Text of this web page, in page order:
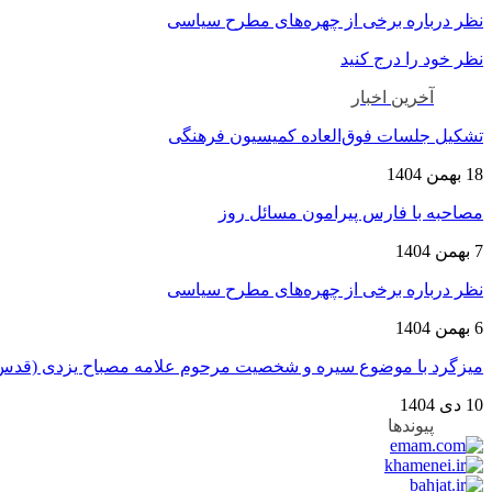
نظر درباره برخی از چهره‌های مطرح سیاسی
نظر خود را درج کنید
آخرین اخبار
تشکیل جلسات فوق‌العاده کمیسیون فرهنگی
18 بهمن 1404
مصاحبه با فارس پیرامون مسائل روز
7 بهمن 1404
نظر درباره برخی از چهره‌های مطرح سیاسی
6 بهمن 1404
میزگرد با موضوع سیره و شخصیت مرحوم علامه مصباح یزدی
10 دی 1404
پیوندها